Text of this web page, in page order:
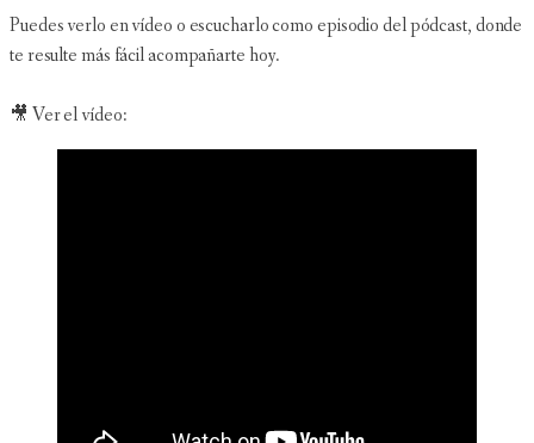
Puedes verlo en vídeo o escucharlo como episodio del pódcast, donde
te resulte más fácil acompañarte hoy.
🎥 Ver el vídeo: